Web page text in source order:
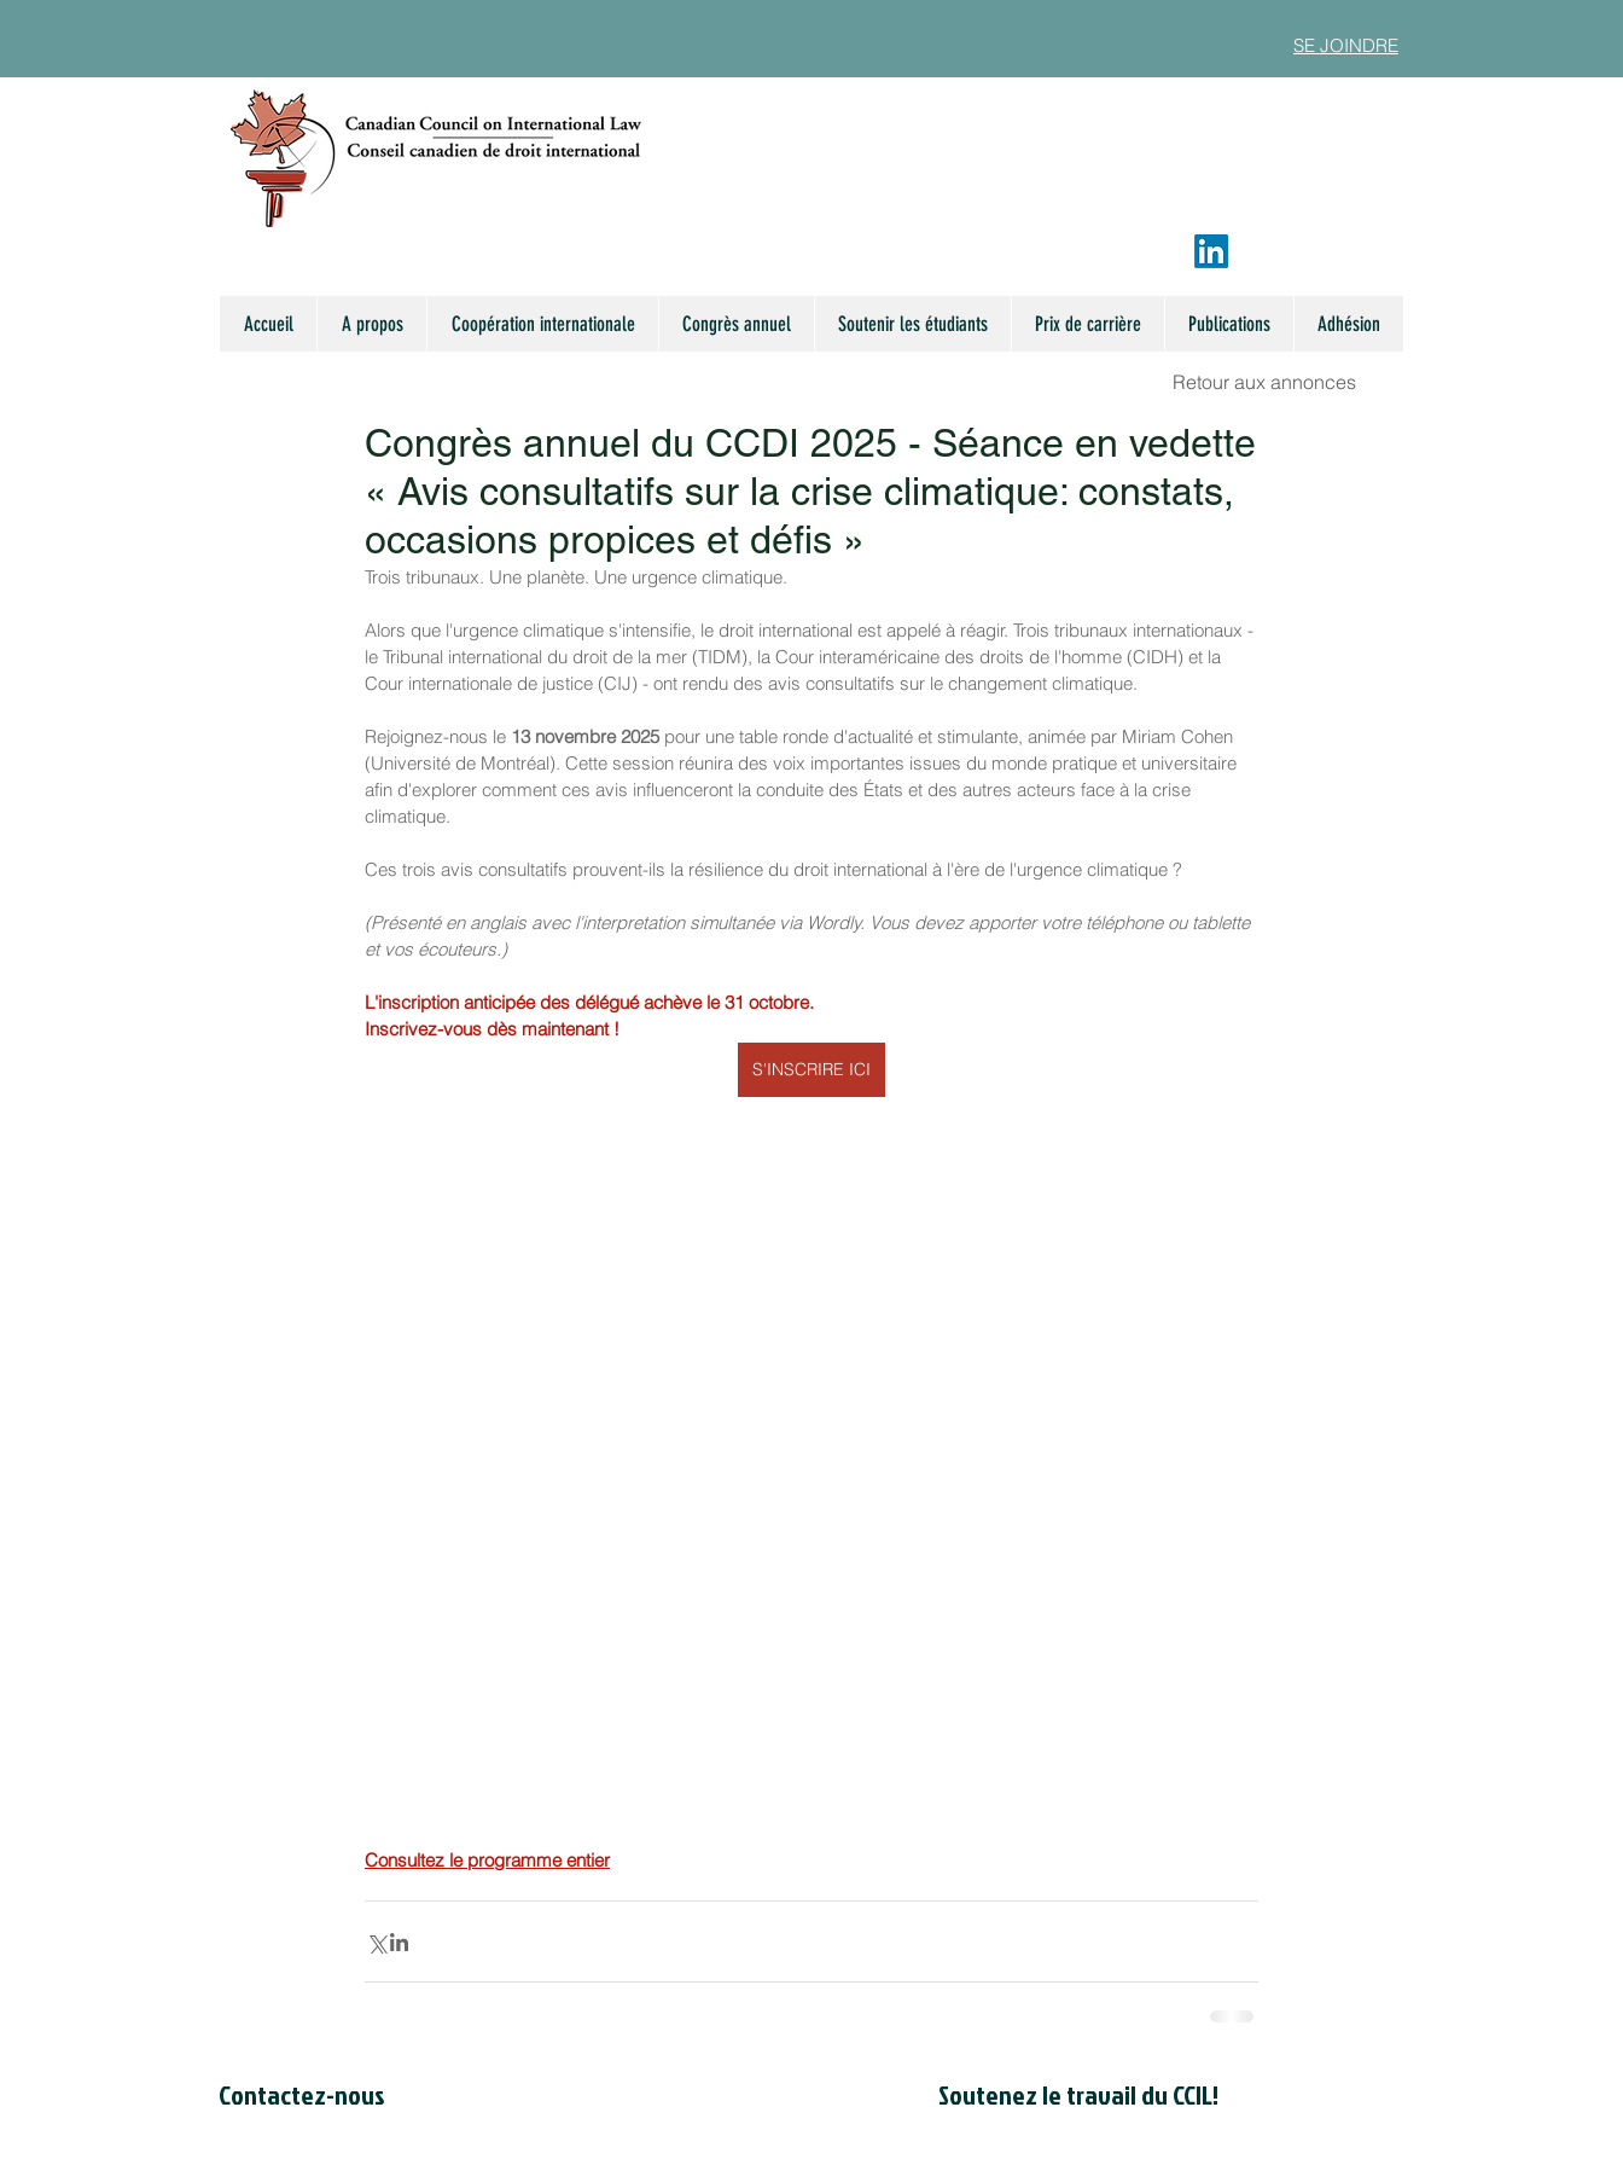
Accueil A propos Coopération internationale Congrès annuel Soutenir les étudiants Prix de carrière Publications Adhésion
Retour aux annonces
Congrès annuel du CCDI 2025 - Séance en vedette
« Avis consultatifs sur la crise climatique: constats,
occasions propices et défis »
Trois tribunaux. Une planète. Une urgence climatique.
Alors que l'urgence climatique s'intensifie, le droit international est appelé à réagir. Trois tribunaux internationaux -
le Tribunal international du droit de la mer (TIDM), la Cour interaméricaine des droits de l'homme (CIDH) et la
Cour internationale de justice (CIJ) - ont rendu des avis consultatifs sur le changement climatique.
Rejoignez-nous le 13 novembre 2025 pour une table ronde d'actualité et stimulante, animée par Miriam Cohen
(Université de Montréal). Cette session réunira des voix importantes issues du monde pratique et universitaire
afin d'explorer comment ces avis influenceront la conduite des États et des autres acteurs face à la crise
climatique.
Ces trois avis consultatifs prouvent-ils la résilience du droit international à l'ère de l'urgence climatique ?
(Présenté en anglais avec l'interpretation simultanée via Wordly. Vous devez apporter votre téléphone ou tablette
et vos écouteurs.)
L'inscription anticipée des délégué achève le 31 octobre.
Inscrivez-vous dès maintenant !
S'INSCRIRE ICI
Consultez le programme entier
SE JOINDRE
Contactez-nous Soutenez le travail du CCIL!